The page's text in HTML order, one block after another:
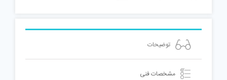
توضیحات
مشخصات فنی